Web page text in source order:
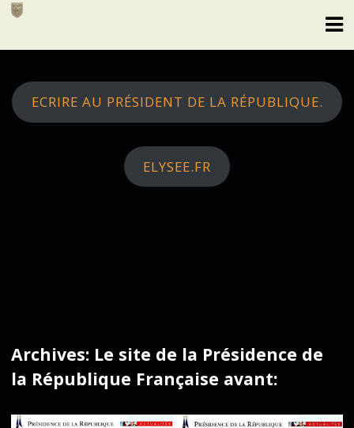
Skip
ECRIRE AU PRÉSIDENT DE LA RÉPUBLIQUE.
ELYSEE.FR
Archives: Le site de la Présidence de
la République Française avant: